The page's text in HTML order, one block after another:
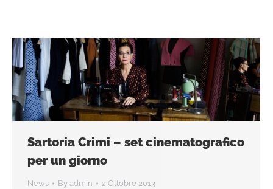
Sartoria Crimi – set cinematografico
per un giorno
News By admin 2 Ottobre 2013